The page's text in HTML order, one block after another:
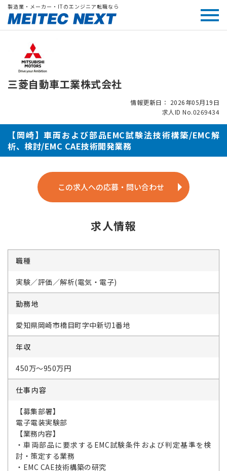
製造業・メーカー・ITのエンジニア転職なら
三菱自動車工業株式会社
情報更新日： 2026年05月19日
求人ID No.0269434
【岡崎】車両および部品EMC試験法技術構築/EMC解
析、検討/EMC CAE技術開発業務
この求人への応募・問い合わせ
求人情報
職種
実験／評価／解析(電気・電子)
勤務地
愛知県岡崎市橋目町字中新切1番地
年収
450万～950万円
仕事内容
【募集部署】
電子電装実験部
【業務内容】
・車両部品に要求するEMC試験条件および判定基準を検
討・策定する業務
・EMC CAE技術構築の研究